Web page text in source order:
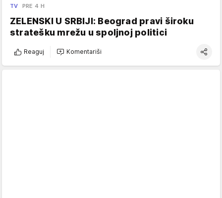
TV PRE 4 H
ZELENSKI U SRBIJI: Beograd pravi široku
stratešku mrežu u spoljnoj politici
Reaguj Komentariši